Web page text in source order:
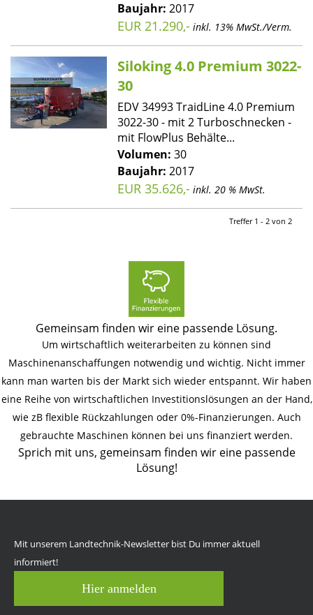
Baujahr: 2017
EUR 21.290,- inkl. 13% MwSt./Verm.
Siloking 4.0 Premium 3022-
30
EDV 34993 TraidLine 4.0 Premium
3022-30 - mit 2 Turboschnecken -
mit FlowPlus Behälte...
Volumen: 30
Baujahr: 2017
EUR 35.626,- inkl. 20 % MwSt.
Treffer 1 - 2 von 2
Gemeinsam finden wir eine passende Lösung.
Um wirtschaftlich weiterarbeiten zu können sind
Maschinenanschaffungen notwendig und wichtig. Nicht immer
kann man warten bis der Markt sich wieder entspannt. Wir haben
eine Reihe von wirtschaftlichen Investitionslösungen an der Hand,
wie zB flexible Rückzahlungen oder 0%-Finanzierungen. Auch
gebrauchte Maschinen können bei uns finanziert werden.
Sprich mit uns, gemeinsam finden wir eine passende
Lösung!
Mit unserem Landtechnik-Newsletter bist Du immer aktuell
informiert!
Hier anmelden